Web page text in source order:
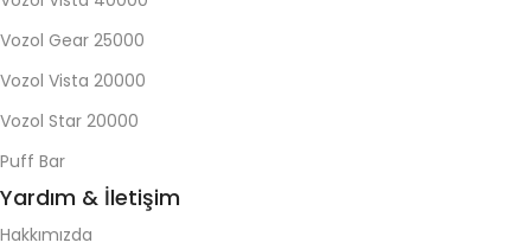
Vozol Gear 25000
Vozol Vista 20000
Vozol Star 20000
Puff Bar
Yardım & İletişim
Hakkımızda